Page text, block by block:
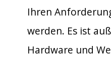
Ihren
werden. Es ist
Hardware und